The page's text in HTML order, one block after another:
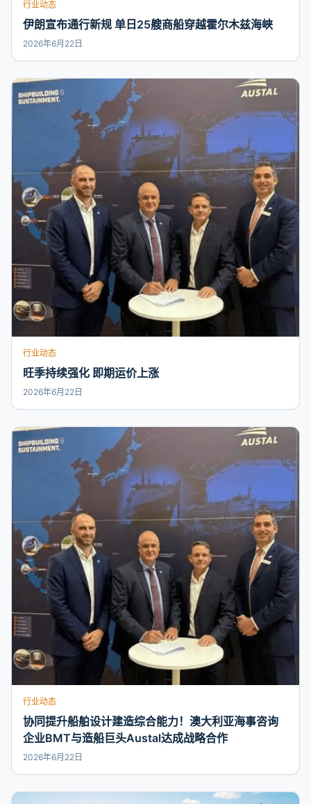
行业动态
伊朗宣布通行新规 单日25艘商船穿越霍尔木兹海峡
2026年6月22日
行业动态
旺季持续强化 即期运价上涨
2026年6月22日
行业动态
协同提升船舶设计建造综合能力！澳大利亚海事咨询
企业BMT与造船巨头Austal达成战略合作
2026年6月22日